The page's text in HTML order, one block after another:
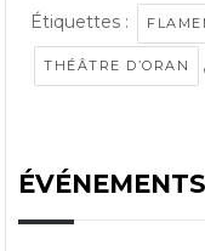
Étiquettes :
THÉÂTRE D’ORAN ,